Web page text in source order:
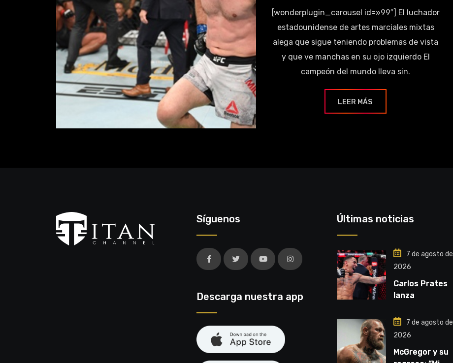
[wonderplugin_carousel id=»99″] El luchador
estadounidense de artes marciales mixtas
alega que sigue teniendo problemas de vista
y que ve manchas en su ojo izquierdo El
campeón del mundo lleva sin.
LEER MÁS
Síguenos
Descarga nuestra app
Últimas noticias
7 de agosto de
2026
Carlos Prates
lanza
por el título”
7 de agosto de
2026
McGregor y su